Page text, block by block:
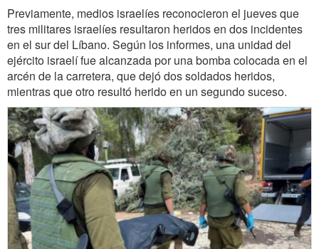
Previamente, medios israelíes reconocieron el jueves que
tres militares israelíes resultaron heridos en dos incidentes
en el sur del Líbano. Según los informes, una unidad del
ejército israelí fue alcanzada por una bomba colocada en el
arcén de la carretera, que dejó dos soldados heridos,
mientras que otro resultó herido en un segundo suceso.